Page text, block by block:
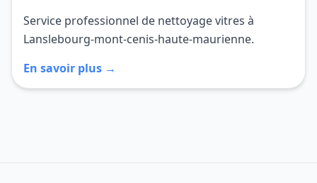
Service professionnel de nettoyage vitres à
Lanslebourg-mont-cenis-haute-maurienne.
En savoir plus →